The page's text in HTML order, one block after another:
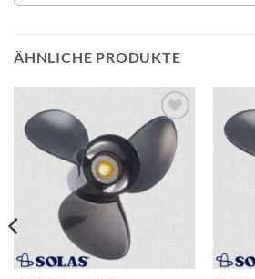
ÄHNLICHE PRODUKTE
Auf die
Wunschliste